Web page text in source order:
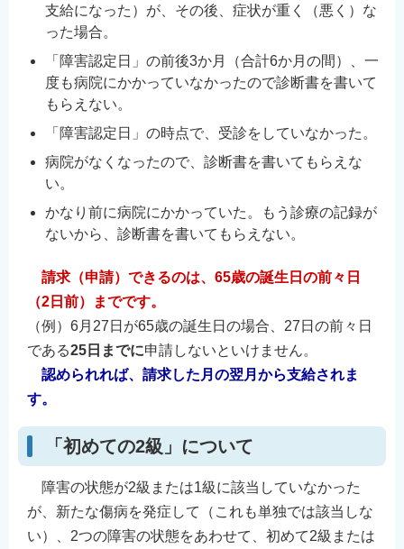
支給になった）が、その後、症状が重く（悪く）な
った場合。
「障害認定日」の前後3か月（合計6か月の間）、一
度も病院にかかっていなかったので診断書を書いて
もらえない。
「障害認定日」の時点で、受診をしていなかった。
病院がなくなったので、診断書を書いてもらえな
い。
かなり前に病院にかかっていた。もう診療の記録が
ないから、診断書を書いてもらえない。
請求（申請）できるのは、65歳の誕生日の前々日
（2日前）までです。
（例）6月27日が65歳の誕生日の場合、27日の前々日
である25日までに申請しないといけません。
認められれば、請求した月の翌月から支給されま
す。
「初めての2級」について
障害の状態が2級または1級に該当していなかった
が、新たな傷病を発症して（これも単独では該当しな
い）、2つの障害の状態をあわせて、初めて2級または